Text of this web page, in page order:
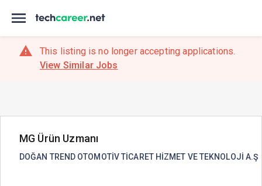
This listing is no longer accepting applications.
View Similar Jobs
MG Ürün Uzmanı
DOĞAN TREND OTOMOTİV TİCARET HİZMET VE TEKNOLOJİ A.Ş